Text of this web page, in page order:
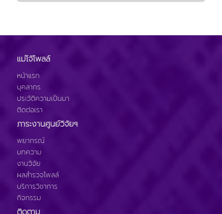
แม่โจ้โพลล์
หน้าแรก
บุคลากร
ประวัติความเป็นมา
ติดต่อเรา
ภาระงานศูนย์วิจัยฯ
พยากรณ์
บทความ
งานวิจัย
ผลสำรวจโพลล์
บริการวิชาการ
กิจกรรม